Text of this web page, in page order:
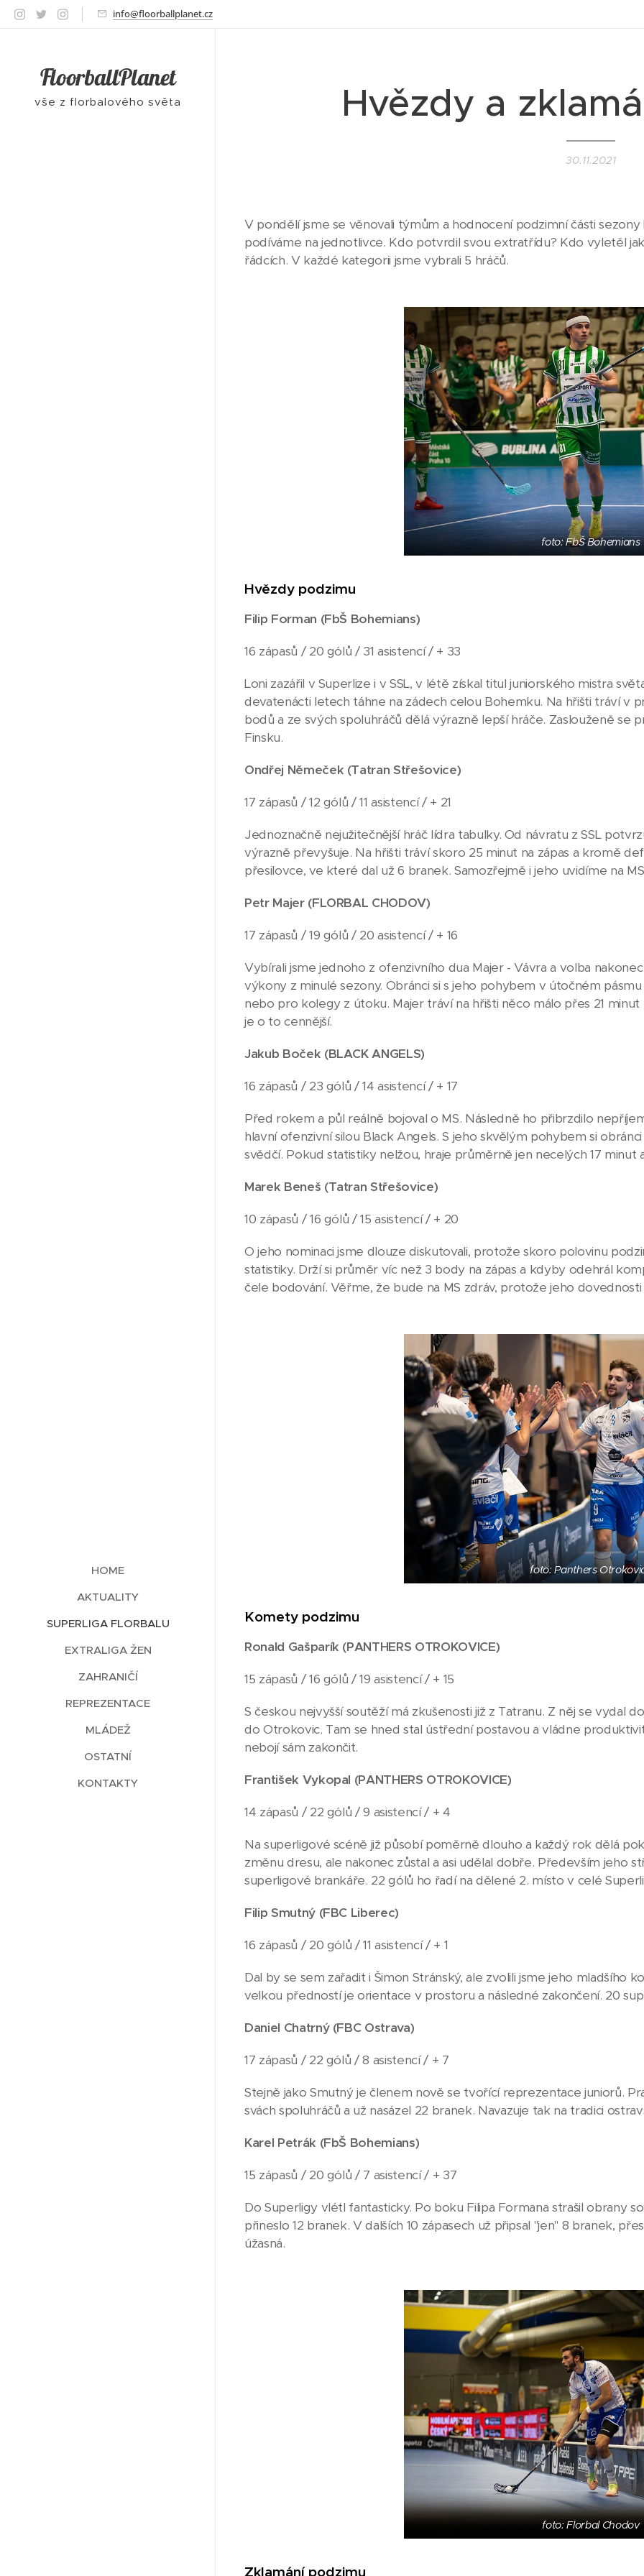
info@floorballplanet.cz
FloorballPlanet
vše z florbalového světa
HOME
AKTUALITY
SUPERLIGA FLORBALU
EXTRALIGA ŽEN
ZAHRANIČÍ
REPREZENTACE
MLÁDEŽ
OSTATNÍ
KONTAKTY
Hvězdy a
30.11.2021
V pondělí jsme se věnovali týmům a hodnocení podzimní části
podíváme na jednotlivce. Kdo potvrdil svou extratřídu? Kdo vyletěl
řádcích. V každé kategorii jsme vybrali 5 hráčů.
foto: FbŠ Bohemians
Hvězdy podzimu
Filip Forman (FbŠ Bohemians)
16 zápasů / 20 gólů / 31 asistencí / + 33
Loni zazářil v Superlize i v SSL, v létě získal titul juniorského mistra
devatenácti letech táhne na zádech celou Bohemku. Na hřišti tráví v
bodů a ze svých spoluhráčů dělá výrazně lepší hráče. Zaslouženě se
Finsku.
Ondřej Němeček (Tatran Střešovice)
17 zápasů / 12 gólů / 11 asistencí / + 21
Jednoznačně nejužitečnější hráč lídra tabulky. Od návratu z SSL
výrazně převyšuje. Na hřišti tráví skoro 25 minut na zápas a kromě
přesilovce, ve které dal už 6 branek. Samozřejmě i jeho uvidíme na
Petr Majer (FLORBAL CHODOV)
17 zápasů / 19 gólů / 20 asistencí / + 16
Vybírali jsme jednoho z ofenzivního dua Majer - Vávra a volba
výkony z minulé sezony. Obránci si s jeho pohybem v útočném
nebo pro kolegy z útoku. Majer tráví na hřišti něco málo přes 21
je o to cennější.
Jakub Boček (BLACK ANGELS)
16 zápasů / 23 gólů / 14 asistencí / + 17
Před rokem a půl reálně bojoval o MS. Následně ho přibrzdilo
hlavní ofenzivní silou Black Angels. S jeho skvělým pohybem si
svědčí. Pokud statistiky nelžou, hraje průměrně jen necelých 17 minut
Marek Beneš (Tatran Střešovice)
10 zápasů / 16 gólů / 15 asistencí / + 20
O jeho nominaci jsme dlouze diskutovali, protože skoro polovinu
statistiky. Drží si průměr víc než 3 body na zápas a kdyby odehrál
čele bodování. Věřme, že bude na MS zdráv, protože jeho
foto: Panthers
Komety podzimu
Ronald Gašparík (PANTHERS OTROKOVICE)
15 zápasů / 16 gólů / 19 asistencí / + 15
S českou nejvyšší soutěží má zkušenosti již z Tatranu. Z něj se vydal
do Otrokovic. Tam se hned stal ústřední postavou a vládne
nebojí sám zakončit.
František Vykopal (PANTHERS OTROKOVICE)
14 zápasů / 22 gólů / 9 asistencí / + 4
Na superligové scéně již působí poměrně dlouho a každý rok dělá
změnu dresu, ale nakonec zůstal a asi udělal dobře. Především jeho
superligové brankáře. 22 gólů ho řadí na dělené 2. místo v celé
Filip Smutný (FBC Liberec)
16 zápasů / 20 gólů / 11 asistencí / + 1
Dal by se sem zařadit i Šimon Stránský, ale zvolili jsme jeho mladšího
velkou předností je orientace v prostoru a následné zakončení. 20
Daniel Chatrný(FBC Ostrava)
17 zápasů / 22 gólů / 8 asistencí / + 7
Stejně jako Smutný je členem nově se tvořící reprezentace juniorů.
svách spoluhráčů a už nasázel 22 branek. Navazuje tak na tradici
Karel Petrák (FbŠ Bohemians)
15 zápasů / 20 gólů / 7 asistencí / + 37
Do Superligy vlétl fantasticky. Po boku Filipa Formana strašil obrany
přineslo 12 branek. V dalších 10 zápasech už připsal "jen" 8 branek,
úžasná.
foto: Florbal Chodov
Zklamání podzimu